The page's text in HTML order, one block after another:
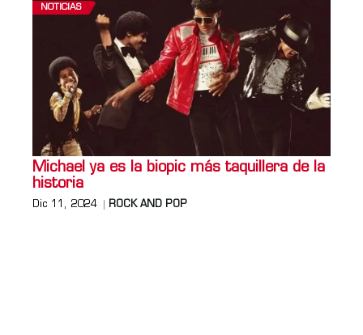
NOTICIAS
Michael ya es la biopic más taquillera de la
historia
Dic 11, 2024 ROCK AND POP